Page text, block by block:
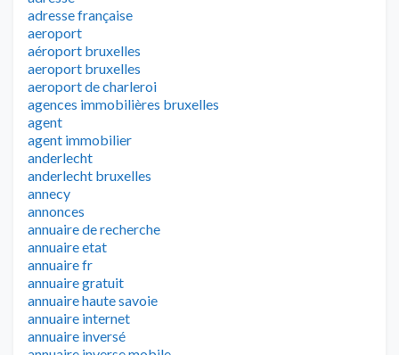
adresse française
aeroport
aéroport bruxelles
aeroport bruxelles
aeroport de charleroi
agences immobilières bruxelles
agent
agent immobilier
anderlecht
anderlecht bruxelles
annecy
annonces
annuaire de recherche
annuaire etat
annuaire fr
annuaire gratuit
annuaire haute savoie
annuaire internet
annuaire inversé